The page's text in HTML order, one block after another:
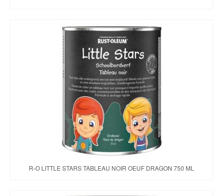
R-O LITTLE STARS TABLEAU NOIR OEUF DRAGON 750 ML